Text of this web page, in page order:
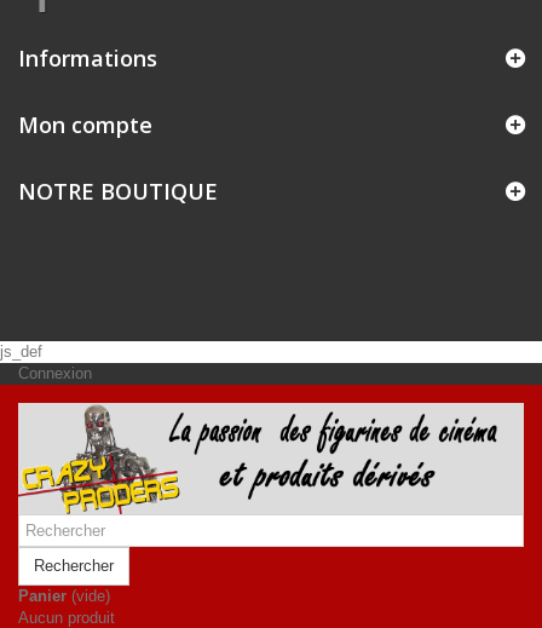
Informations
Mon compte
NOTRE BOUTIQUE
js_def
Connexion
Rechercher
Panier (vide)
Aucun produit